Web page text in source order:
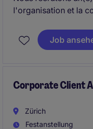
l'organisation et la
client en un projet à
maîtrisé. Nous
Job
Corporate Client
Zürich
Festanstellung